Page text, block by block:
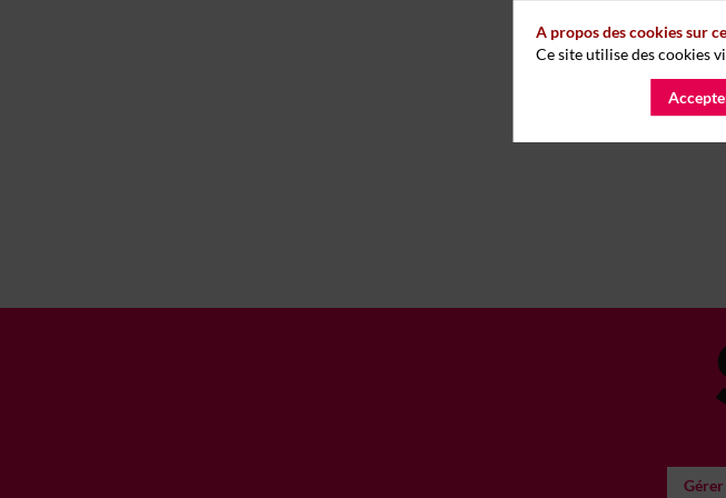
A propos des cookies sur
Ce site utilise des cookies